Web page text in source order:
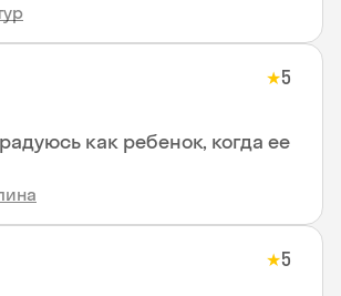
★5
как ребенок, когда ее
★5